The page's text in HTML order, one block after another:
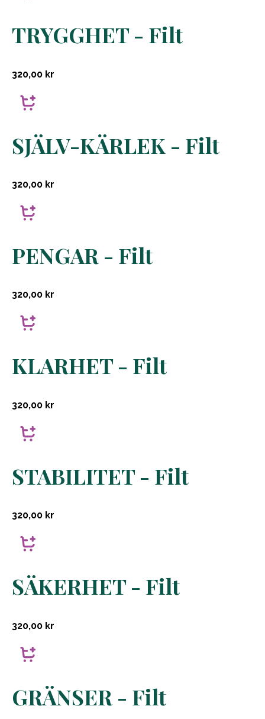
TRYGGHET - Filt
320,00 kr
SJÄLV-KÄRLEK - Filt
320,00 kr
PENGAR - Filt
320,00 kr
KLARHET - Filt
320,00 kr
STABILITET - Filt
320,00 kr
SÄKERHET - Filt
320,00 kr
GRÄNSER - Filt